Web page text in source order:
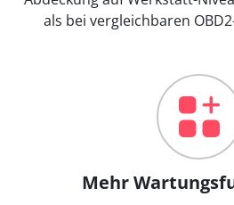
als bei vergleichbaren
Mehr